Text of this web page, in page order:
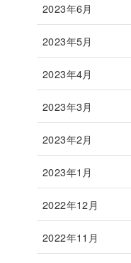
2023年6月
2023年5月
2023年4月
2023年3月
2023年2月
2023年1月
2022年12月
2022年11月